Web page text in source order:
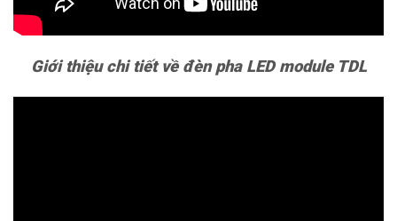
Giới thiệu chi tiết về đèn pha LED module TDL